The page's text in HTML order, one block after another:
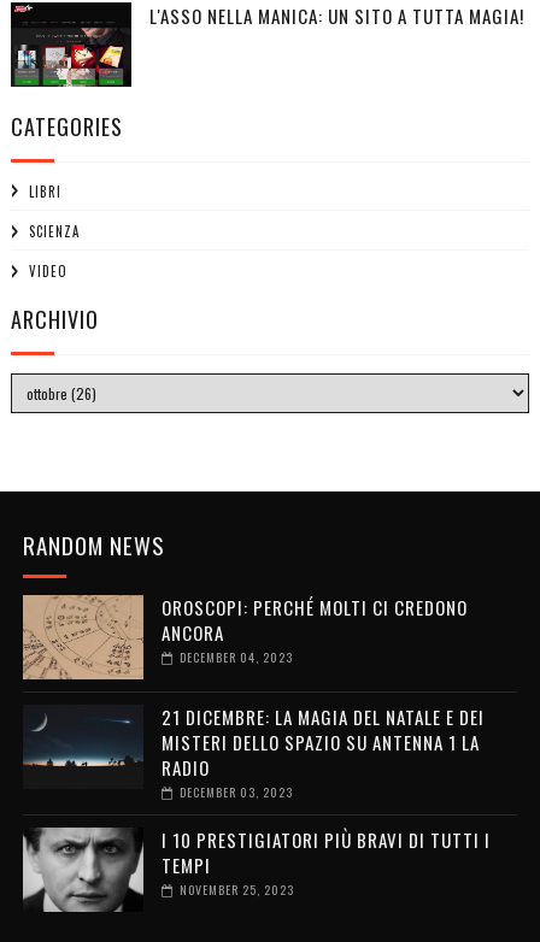
L'ASSO NELLA MANICA: UN SITO A TUTTA MAGIA!
CATEGORIES
LIBRI
SCIENZA
VIDEO
ARCHIVIO
RANDOM NEWS
OROSCOPI: PERCHÉ MOLTI CI CREDONO
ANCORA
DECEMBER 04, 2023
21 DICEMBRE: LA MAGIA DEL NATALE E DEI
MISTERI DELLO SPAZIO SU ANTENNA 1 LA
RADIO
DECEMBER 03, 2023
I 10 PRESTIGIATORI PIÙ BRAVI DI TUTTI I
TEMPI
NOVEMBER 25, 2023